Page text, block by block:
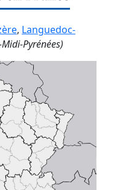
, Languedoc-
Pyrénées)